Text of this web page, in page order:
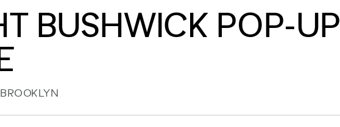
BUSHWICK POP-UP
BROOKLYN